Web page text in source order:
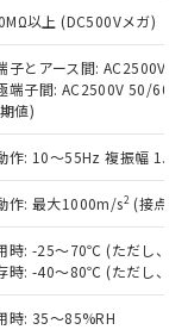
以上 (DC500Vメガ)
子とアース間: AC2500V
端子間: AC2500V 50/
値)
作: 10～55Hz 複振幅
作: 最大1000m/s2 (接点
時: -25～70℃ (ただし、氷
時: -40～80℃ (ただし、氷
時: 35～85%RH
事業取扱
準価格
もので
中には、
結果は、
社内デー
あり、閲
および標
ことをご
物質）の
確認中の
で、有
。
品として
合などや
。
以下、 カド
化ビフェニル
RoHSの
。
国RoHSの
す。
門へお問
Cd(カドミウ
ち、外国
る商品
）を輸出
は、日本
務取引許
手続きを